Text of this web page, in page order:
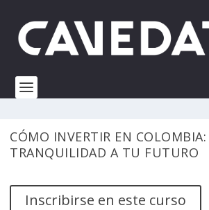
CÓMO INVERTIR EN
TRANQUILIDAD A TU FUTURO
Inscribirse en este curso